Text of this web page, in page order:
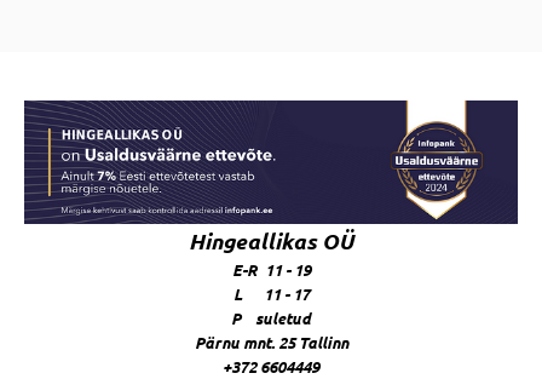
Hingeallikas OÜ
E-R 11 - 19
L 11 - 17
P suletud
Pärnu mnt. 25 Tallinn
+372 6604449